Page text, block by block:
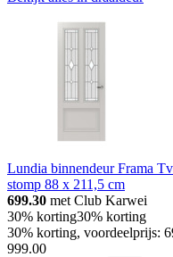
Lundia binnendeur Frama
stomp 88 x 211,5 cm
699.30 met Club Karwei
30% korting30% korting
30% korting, voordeelprijs:
999.00